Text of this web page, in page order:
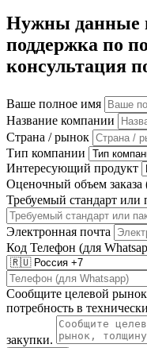
Нужны данные
поддержка по
консультация
Ваше полное имя
Название компании
Страна / рынок
Тип компании
Интересующий продукт
Оценочный объем заказа
Требуемый стандарт или
Электронная почта
Код Телефон (для
Сообщите целевой
потребность в
закупки.